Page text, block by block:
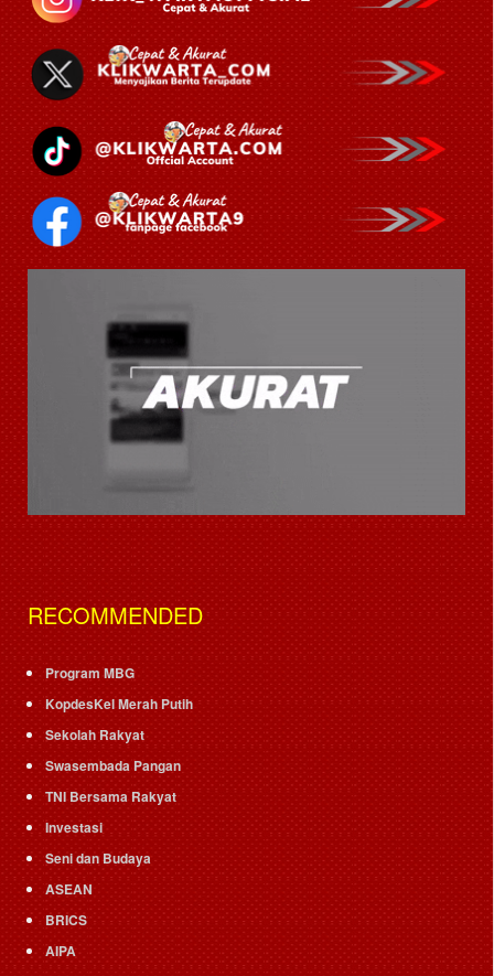
RECOMMENDED
Program MBG
KopdesKel Merah Putih
Sekolah Rakyat
Swasembada Pangan
TNI Bersama Rakyat
Investasi
Seni dan Budaya
ASEAN
BRICS
AIPA